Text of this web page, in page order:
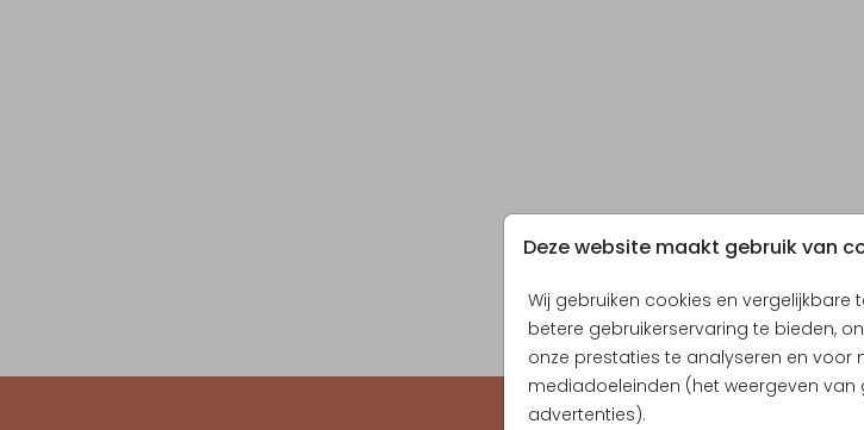
Deze website maakt gebruik van
Wij gebruiken cookies en vergelijkbare
betere gebruikerservaring te bieden,
onze prestaties te analyseren en voor
mediadoeleinden (het weergeven van
advertenties).